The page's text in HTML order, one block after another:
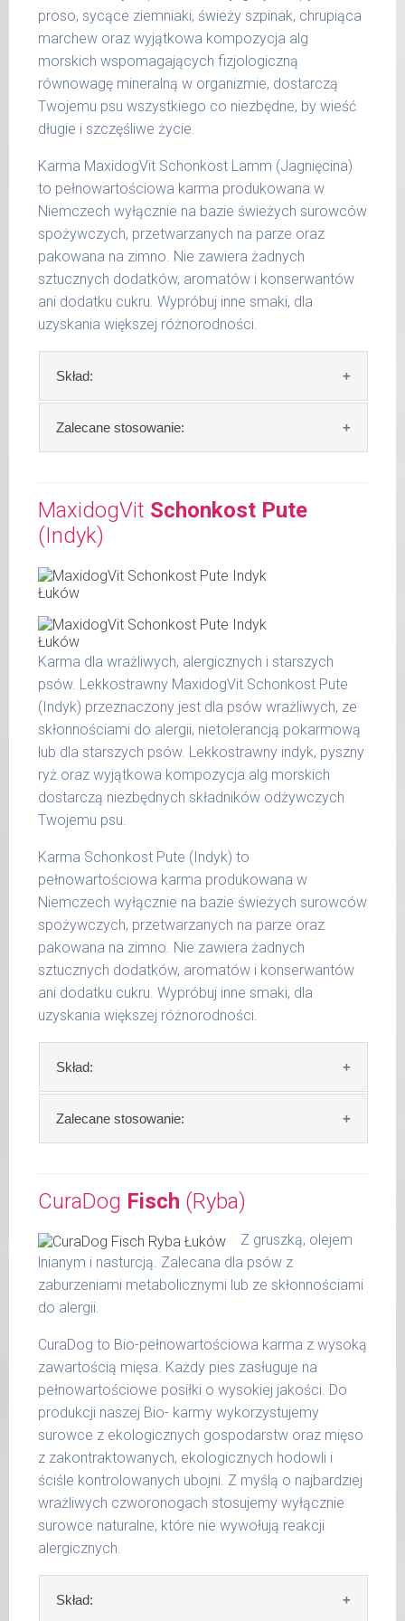
36 -
50 kg
1000 g
51 -
65 kg
1200 g
Podane liczby są wartościami orientacyjnymi.
Indywidualne potrzeby zależne są od rasy,
aktywności, warunków hodowli oraz innych
czynników.
Waga netto/Nr art.: 200 g/1005 | 400
g/1021 | 800 g/1029
proso, sycące ziemniaki, świeży szpinak, chrupiąca
marchew oraz wyjątkowa kompozycja alg
morskich wspomagających fizjologiczną
równowagę mineralną w organizmie, dostarczą
Twojemu psu wszystkiego co niezbędne, by wieść
długie i szczęśliwe życie.
Karma MaxidogVit Schonkost Lamm (Jagnięcina)
to pełnowartościowa karma produkowana w
Niemczech wyłącznie na bazie świeżych surowców
spożywczych, przetwarzanych na parze oraz
pakowana na zimno. Nie zawiera żadnych
sztucznych dodatków, aromatów i konserwantów
ani dodatku cukru. Wypróbuj inne smaki, dla
uzyskania większej różnorodności.
Skład:
Skład:mięso i produkty pochodzenia
zwierzęcego: 69% jagnięcina, 4% ziemniaki,
Szczegółowa analiza składu:
surowe białko 10,60 %
popiół surowy 1,90 %
włókno surowe 0,50 %
wilgotność 78,00 %
wapń 0,37 %
fosfor 0,24 %
Zalecane stosowanie:
świeży posiłek, oferujemy różne objętości
puszek. Zalecamy przechowywanie
otwartych opakowań w lodówce, nie dłużej
niż 2 dni.
MaxidogVit Schonkost Lamm (Jagnięcina)
waga
psa
dzienna
porcja
do 5
kg
200 g
6 - 14
kg
300 g
15 -
25 kg
26 -
35 kg
800 g
36 -
50 kg
1000 g
51 -
1200 g
Podane liczby są wartościami orientacyjnymi.
Indywidualne potrzeby zależne są od rasy,
aktywności, warunków hodowli oraz innych
czynników.
MaxidogVit Schonkost Pute
(Indyk)
Karma dla wrażliwych, alergicznych i starszych
psów. Lekkostrawny MaxidogVit Schonkost Pute
(Indyk) przeznaczony jest dla psów wrażliwych, ze
skłonnościami do alergii, nietolerancją pokarmową
lub dla starszych psów. Lekkostrawny indyk, pyszny
ryż oraz wyjątkowa kompozycja alg morskich
dostarczą niezbędnych składników odżywczych
Twojemu psu.
Karma Schonkost Pute (Indyk) to
pełnowartościowa karma produkowana w
Niemczech wyłącznie na bazie świeżych surowców
spożywczych, przetwarzanych na parze oraz
pakowana na zimno. Nie zawiera żadnych
sztucznych dodatków, aromatów i konserwantów
ani dodatku cukru. Wypróbuj inne smaki, dla
uzyskania większej różnorodności.
Skład:
Skład:mięso i produkty pochodzenia
zwierzęcego: 69% indyk, 4% ryż, bulion mięsny,
Szczegółowa analiza składu:
surowe białko 10,40 %
tłuszcz surowy 5,30 %
popiół surowy 2,00 %
włókno surowe 0,40 %
wapń 0,40 %
fosfor 0,24 %
Zalecane stosowanie:
świeży posiłek, oferujemy różne objętości
puszek. Zalecamy przechowywanie
otwartych opakowań w lodówce, nie dłużej
niż 2 dni.
W tabeli ujęto dzienne zapotrzebowanie na
MaxidogVit Schonkost Pute (Indyk)
waga
dzienna
porcja
do 5
kg
200 g
6 - 14
kg
300 g
15 -
25 kg
400 g
26 -
35 kg
800 g
CuraDog Fisch (Ryba)
Z gruszką, olejem
lnianym i nasturcją. Zalecana dla psów z
zaburzeniami metabolicznymi lub ze skłonnościami
do alergii.
CuraDog to Bio-pełnowartościowa karma z wysoką
zawartością mięsa. Każdy pies zasługuje na
pełnowartościowe posiłki o wysokiej jakości. Do
produkcji naszej Bio- karmy wykorzystujemy
surowce z ekologicznych gospodarstw oraz mięso
z zakontraktowanych, ekologicznych hodowli i
ściśle kontrolowanych ubojni. Z myślą o najbardziej
wrażliwych czworonogach stosujemy wyłącznie
surowce naturalne, które nie wywołują reakcji
alergicznych.
Skład: